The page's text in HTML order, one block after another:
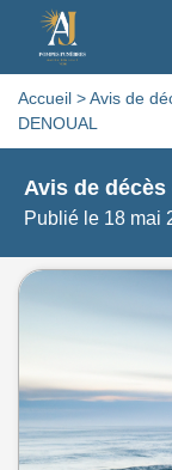
Accueil >Avis de
DENOUAL
Avis de décès
Publié le 18 mai